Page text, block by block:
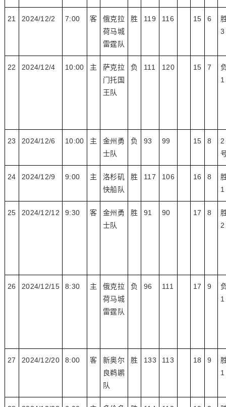
21 2024/12/2 7:00 客
俄克拉
荷马城
雷霆队
胜 119 116 15 6
3
22 2024/12/4 10:00 主
萨克拉
门托国
王队
负 111 120 15 7
1
23 2024/12/6 10:00 主
金州勇
士队
负 93 99 15 8
2
24 2024/12/9 9:00 主
洛杉矶
快船队
胜 117 106 16 8
1
25 2024/12/12 9:30 客
金州勇
士队
胜 91 90 17 8
2
26 2024/12/15 8:30 主
俄克拉
荷马城
雷霆队
负 96 111 17 9
1
27 2024/12/20 8:00 客
新奥尔
良鹈鹕
队
胜 133 113 18 9
1